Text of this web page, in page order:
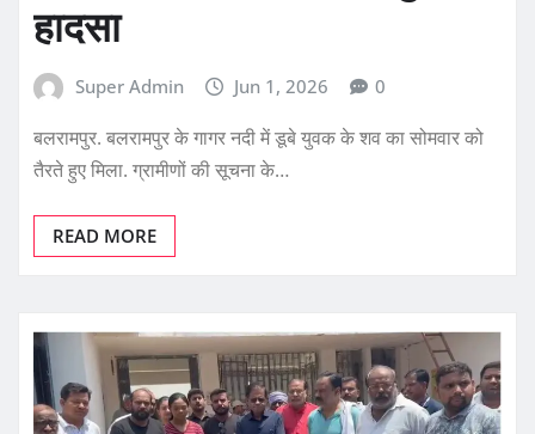
हादसा
Super Admin Jun 1, 2026 0
बलरामपुर. बलरामपुर के गागर नदी में डूबे युवक के शव का सोमवार को
तैरते हुए मिला. ग्रामीणों की सूचना के…
READ MORE